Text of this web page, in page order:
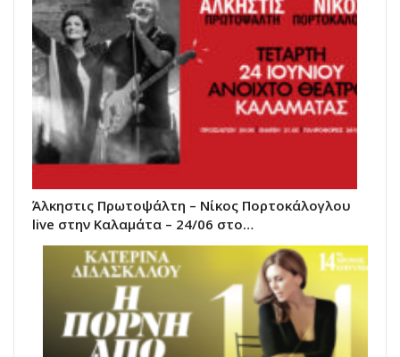
Άλκηστις Πρωτοψάλτη – Νίκος Πορτοκάλογλου
live στην Καλαμάτα – 24/06 στο…